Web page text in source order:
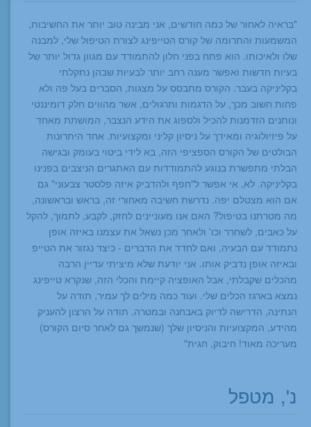
"בראיה לאחור של כמה חודשים, אני מבינה טוב יותר את החשיבות,
המשמעות והתרומה של קורס הטייפינג לצורת הטיפול שלי, למבנה
שלו ולאיכותו. הוא פתח בפני חלון להתמודד עם מגוון גדול יותר של
בעיות חדשות ואפשר מענה רחב יותר לבעיות שבהן נתקלתי
בקליניקה בעבר. הקורס מתבסס על מצגות, הסברים בעל פה ולא
פחות חשוב מכך, על הדגמות ותרגולים, אשר מהווים חלק דומיננטי
ונותנים הזדמנות להכיל ולספוג את הידע הנצבר, המושתת מאחד
על פיזיולוגיה ומאידך על ניסיון קליני ומקצועיות. אחד היתרונות
הבולטים של הקורס הספציפי הזה, בא לידי ביטוי בעומק ובגישה
הבלתי מתפשרת בנוגע להתמודדות עם האתגרים הניצבים בפנינו
בקליניקה. לא, אי אפשר ל"חפף ולהדביק איזה פלסטר צבעוני" גם
אם הוא מצטלם יפה. נדרשת חשיבה מאחורי זה, בראש ובראשונה,
מה מטרתנו בטיפול? האם אנו מעוניינים לחזק, לקבע, לתמוך, להקל
על כאבים, לשחרר וכו' ולאחר מכן נשאל את עצמנו באיזה אופן
נתמודד עם הבעיה, ואם לחדד את הדברים - כיצד נגזור את הטייפ
ובאיזה אופן נדביק אותו. אני יודעת שלא מיציתי עדיין הרבה
מהכלים שקבלתי, אבל האופציה קיימת והכלי הזה, שנקרא טייפינג
נמצא בארגז הכלים שלי. ועוד כמה מילים לך עמיר, תודה על
הנתינה, הדרישה לדיוק באבחנה ובמטרה. תודה על הרצון להעניק
מהידע, המקצועיות והניסיון שלך (שנמשך גם לאחר סיום הקורס)
מעריכה מאוד! חיבוק, חגית"
נ', מטפל